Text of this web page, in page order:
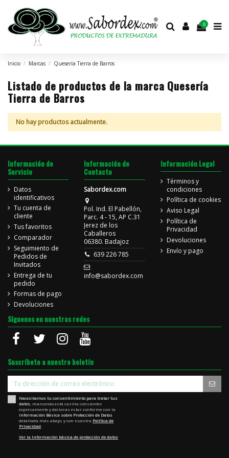
0
Inicio Marcas Quesería Tierra de Barros
Listado de productos de la marca Quesería
Tierra de Barros
No hay productos actualmente.
Información de
Servicio
Datos
identificativos
Tu cuenta de
cliente
Tus favoritos
Comparador
Seguimiento de
Pedidos de
Invitados
Entrega de tu
pedido
Formas de pago
Devoluciones
Información de
Contacto
Sabordex.com
Pol. Ind. El Pabellón,
Parc. 4 - 15, AP C.31
Jerez de los
Caballeros
06380. Badajoz
639 226 785
info@sabordex.com
Información Legal
Términos y
condiciones
Política de cookies
Aviso Legal
Política de
Privacidad
Devoluciones
Envío y pago
Síguenos en nuestras redes
Suscríbete a nuestro boletín
Necesitamos tu consentimiento para tratar tus
datos , marcando está casilla consientes
expresamente y declaras estar conforme con la
Información Básica sobre Protección de Datos
detallada más abajo, y con nuestra Política de
Privacidad
Ver la Información básica de protección de datos